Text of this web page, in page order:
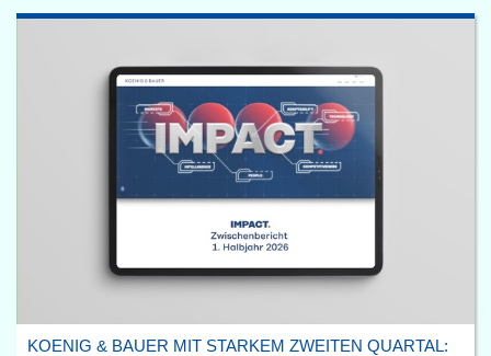
KOENIG & BAUER MIT STARKEM ZWEITEN QUARTAL: